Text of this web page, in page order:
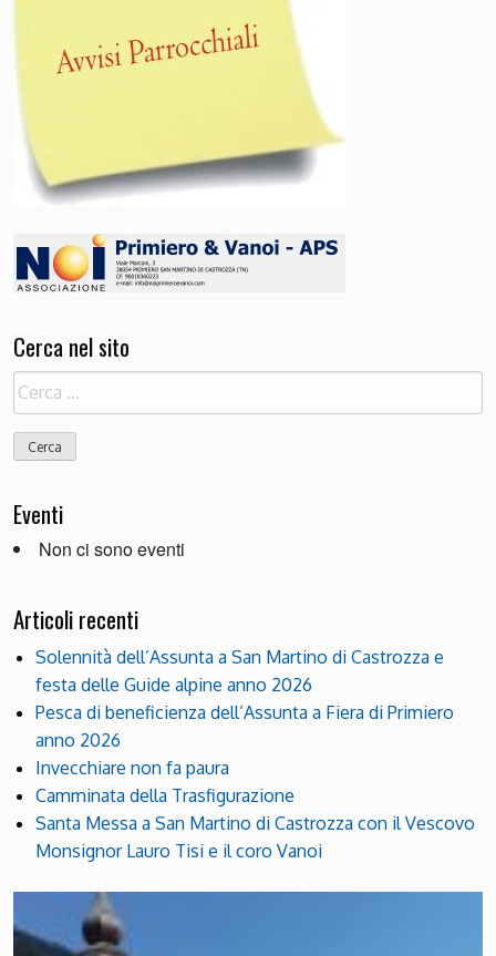
Cerca nel sito
Ricerca
per:
Eventi
Non ci sono eventi
Articoli recenti
Solennità dell’Assunta a San Martino di Castrozza e
festa delle Guide alpine anno 2026
Pesca di beneficienza dell’Assunta a Fiera di Primiero
anno 2026
Invecchiare non fa paura
Camminata della Trasfigurazione
Santa Messa a San Martino di Castrozza con il Vescovo
Monsignor Lauro Tisi e il coro Vanoi